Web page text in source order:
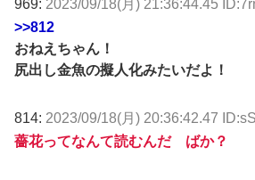
969: 2023/09/18(月) 21:36:44.45
>>812
おねえちゃん！
尻出し金魚の擬人化みたいだよ！
814: 2023/09/18(月) 20:36:42.47
薔花ってなんて読むんだ ばか？